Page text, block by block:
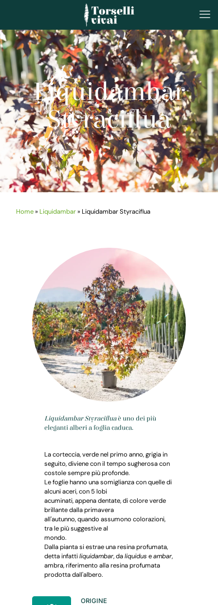
Liquidambar
Styraciflua
Home» Liquidambar» Liquidambar Styraciflua
Liquidambar Styracifluaè uno dei più
eleganti alberi a foglia caduca.
La corteccia, verde nel primo anno, grigia in
seguito, diviene con il tempo sugherosa con
costole sempre più profonde.
Le foglie hanno una somiglianza con quelle di
alcuni aceri, con 5 lobi
acuminati, appena dentate, di colore verde
brillante dalla primavera
all'autunno, quando assumono colorazioni,
tra le più suggestive al
mondo.
Dalla pianta si estrae una resina profumata,
detta infattiliquidambar, daliquidus eambar,
ambra, riferimento alla resina profumata
prodotta dall'albero.
ORIGINE